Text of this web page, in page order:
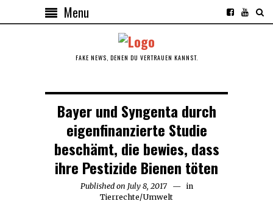
Menu
FAKE NEWS, DENEN DU VERTRAUEN KANNST.
Bayer und Syngenta durch
eigenfinanzierte Studie
beschämt, die bewies, dass
ihre Pestizide Bienen töten
Published on July 8, 2017July
8,
in
Tierrechte/Umwelt